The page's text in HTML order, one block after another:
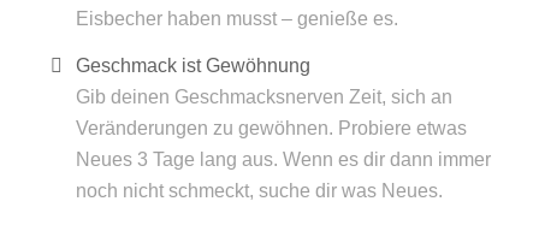
Eisbecher haben musst – genieße es.
Geschmack ist Gewöhnung
Gib deinen Geschmacksnerven Zeit, sich an
Veränderungen zu gewöhnen. Probiere etwas
Neues 3 Tage lang aus. Wenn es dir dann immer
noch nicht schmeckt, suche dir was Neues.